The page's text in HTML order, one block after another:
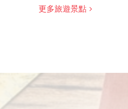
更多旅遊景點